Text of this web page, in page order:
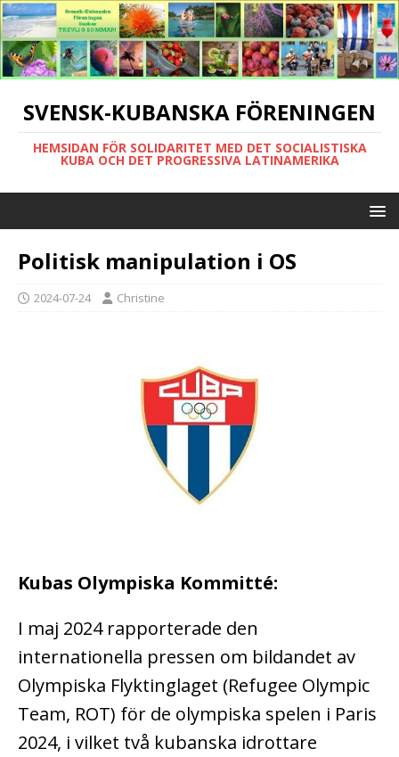
SVENSK-KUBANSKA FÖRENINGEN
HEMSIDAN FÖR SOLIDARITET MED DET SOCIALISTISKA
KUBA OCH DET PROGRESSIVA LATINAMERIKA
Politisk manipulation i OS
2024-07-24 Christine
Kubas Olympiska Kommitté:
I maj 2024 rapporterade den
internationella pressen om bildandet av
Olympiska Flyktinglaget (Refugee Olympic
Team, ROT) för de olympiska spelen i Paris
2024, i vilket två kubanska idrottare